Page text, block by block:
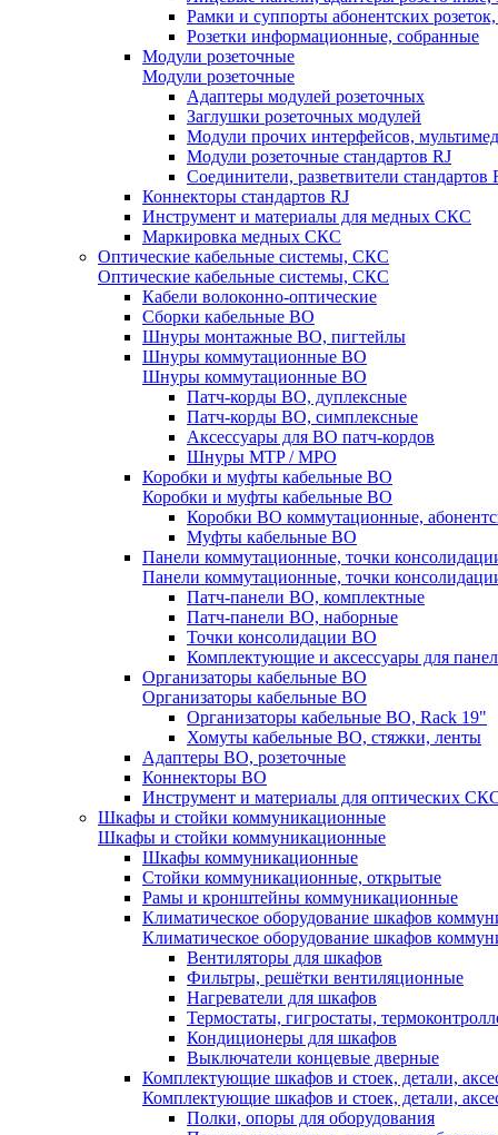
Рамки и суппорты абонентских
Розетки информационные, собранные
Модули розеточные
Модули розеточные
Адаптеры модулей розеточных
Заглушки розеточных модулей
Модули прочих интерфейсов,
Модули розеточные стандартов RJ
Соединители, разветвители стандартов
Коннекторы стандартов RJ
Инструмент и материалы для медных СКС
Маркировка медных СКС
Оптические кабельные системы, СКС
Оптические кабельные системы, СКС
Кабели волоконно-оптические
Сборки кабельные ВО
Шнуры монтажные ВО, пигтейлы
Шнуры коммутационные ВО
Шнуры коммутационные ВО
Патч-корды ВО, дуплексные
Патч-корды ВО, симплексные
Аксессуары для ВО патч-кордов
Шнуры MTP / MPO
Коробки и муфты кабельные ВО
Коробки и муфты кабельные ВО
Коробки ВО коммутационные,
Муфты кабельные ВО
Панели коммутационные, точки
Панели коммутационные, точки
Патч-панели ВО, комплектные
Патч-панели ВО, наборные
Точки консолидации ВО
Комплектующие и аксессуары для
Организаторы кабельные ВО
Организаторы кабельные ВО
Организаторы кабельные ВО, Rack 19"
Хомуты кабельные ВО, стяжки, ленты
Адаптеры ВО, розеточные
Коннекторы ВО
Инструмент и материалы для оптических
Шкафы и стойки коммуникационные
Шкафы и стойки коммуникационные
Шкафы коммуникационные
Стойки коммуникационные, открытые
Рамы и кронштейны коммуникационные
Климатическое оборудование шкафов
Климатическое оборудование шкафов
Вентиляторы для шкафов
Фильтры, решётки вентиляционные
Нагреватели для шкафов
Термостаты, гигростаты,
Кондиционеры для шкафов
Выключатели концевые дверные
Комплектующие шкафов и стоек, детали,
Комплектующие шкафов и стоек, детали,
Полки, опоры для оборудования